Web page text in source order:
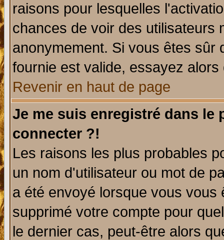
raisons pour lesquelles
chances de voir des utilisateurs
anonymement. Si vous êtes sûr
fournie est valide, essayez
Revenir en haut de page
Je me suis enregistré dans le
connecter ?!
Les raisons les plus probables
un nom d'utilisateur ou mot de
a été envoyé lorsque vous
supprimé votre compte pour
le dernier cas, peut-être alors